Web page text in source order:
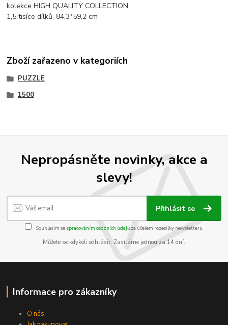
kolekce HIGH QUALITY COLLECTION,
1,5 tisíce dílků, 84,3*59,2 cm
Zboží zařazeno v kategoriích
PUZZLE
1500
Nepropásněte novinky, akce a
slevy!
Přihlásit se
Souhlasím se zpracováním osobních údajůza účelem rozesílky newsletteru.
Můžete se kdykoli odhlásit. Zasíláme jednou za 14 dní.
Informace pro zákazníky
O nás